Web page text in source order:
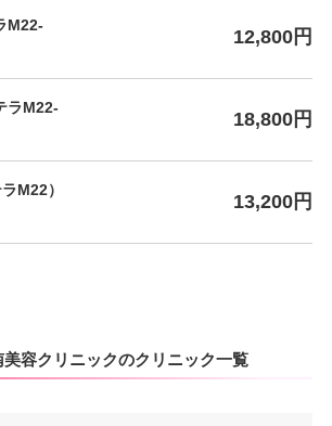
M22-
12,800円
ラM22-
18,800円
M22）
13,200円
容クリニックのクリニック一覧